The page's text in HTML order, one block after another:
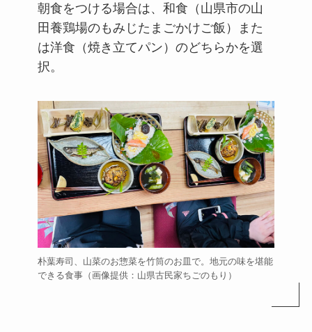
朝食をつける場合は、和食（山県市の山
田養鶏場のもみじたまごかけご飯）また
は洋食（焼き立てパン）のどちらかを選
択。
朴葉寿司、山菜のお惣菜を竹筒のお皿で。地元の味を堪能
できる食事（画像提供：山県古民家ちごのもり）